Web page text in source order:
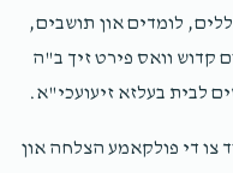
לומדים און תושבים,
קדוש וואס פירט זיך ב"ה
לבית בעלזא זיעועכי"א.
צו די פולקאמע הצלחה און